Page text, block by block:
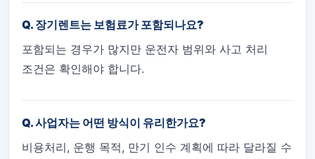
Q. 장기렌트는 보험료가 포함되나요?
포함되는 경우가 많지만 운전자 범위와 사고 처리
조건은 확인해야 합니다.
Q. 사업자는 어떤 방식이 유리한가요?
비용처리, 운행 목적, 만기 인수 계획에 따라 달라질 수